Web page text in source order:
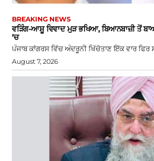
BREAKING NEWS
ਵੜਿੰਗ-ਆਸ਼ੂ ਵਿਵਾਦ ਮੁੜ ਭਖਿਆ, ਬਿਆਨਬਾਜ਼ੀ ਤੋਂ
’ਚ
ਪੰਜਾਬ ਕਾਂਗਰਸ ਵਿੱਚ ਅੰਦਰੂਨੀ ਖਿੱਚੋਤਾਣ ਇੱਕ ਵਾਰ
August 7, 2026